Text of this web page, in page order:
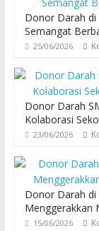
Donor Darah
Semangat
25/06/2026
Donor Darah
Kolaborasi
23/06/2026
Donor Darah di
Menggerakkan
15/06/2026